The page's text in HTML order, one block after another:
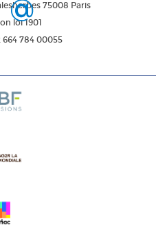
75008 Paris
loi 1901
664 784 00055